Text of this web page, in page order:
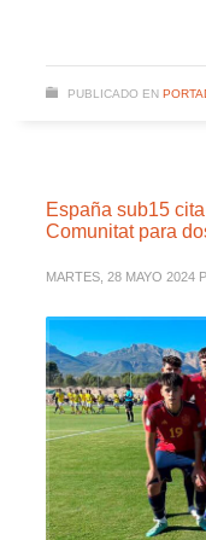
PUBLICADO EN
España sub15
Comunitat para
MARTES, 28 MAYO 2024